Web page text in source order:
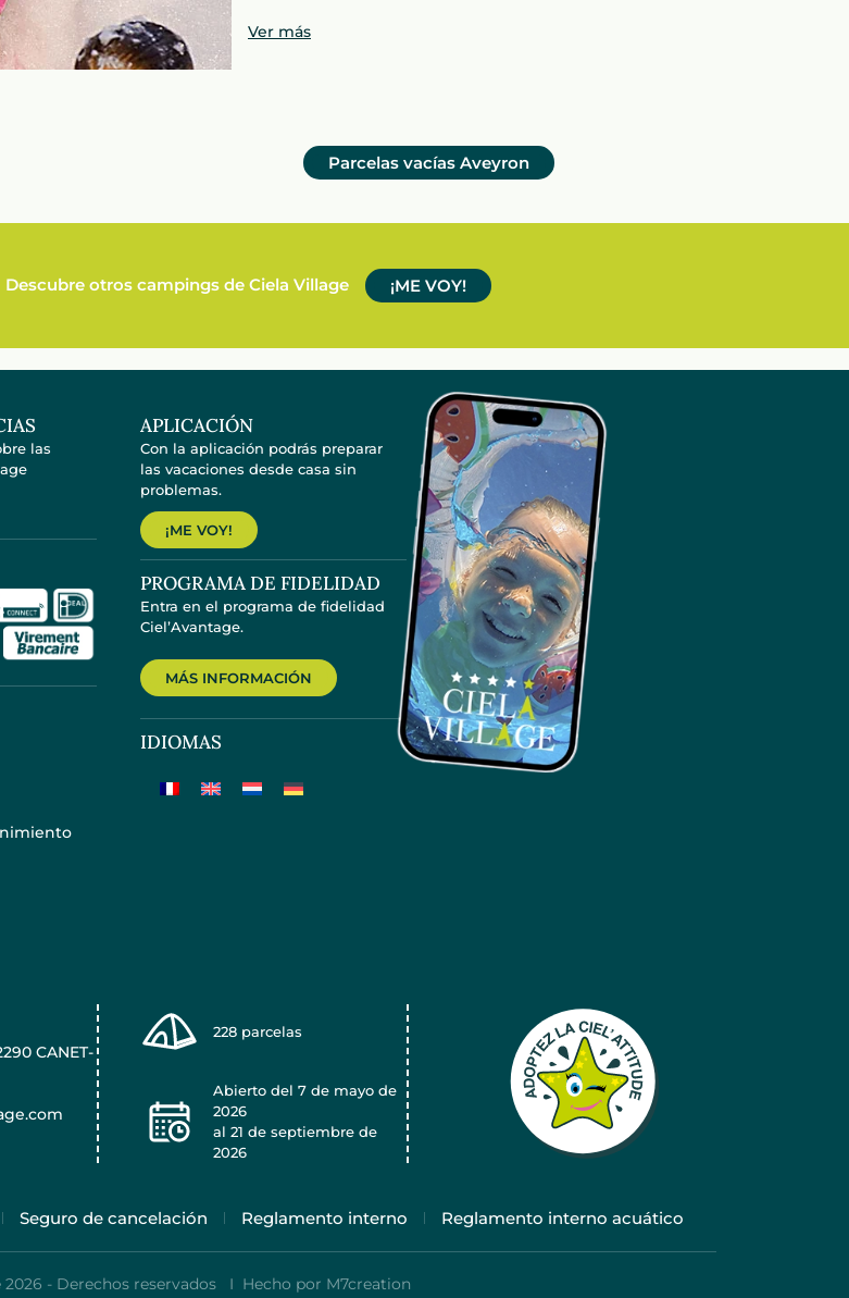
Ver más
Parcelas vacíasAveyron
Descubre otros campings de Ciela Village ¡ME VOY!
las
APLICACIÓN
Con la aplicación podrás preparar
las vacaciones desde casa sin
problemas.
¡ME VOY!
PROGRAMA DE FIDELIDAD
Entra en el programa de fidelidad
Ciel’Avantage.
MÁS INFORMACIÓN
IDIOMAS
CANET-
228 parcelas
Abierto del 7 de mayo de
2026
al 21 de septiembre de
2026
Seguro de cancelación Reglamento interno Reglamento interno acuático
- Derechos reservados I Hecho por M7creation